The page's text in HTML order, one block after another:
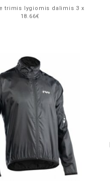
trimis lygiomis dalimis 3 x
18.66€